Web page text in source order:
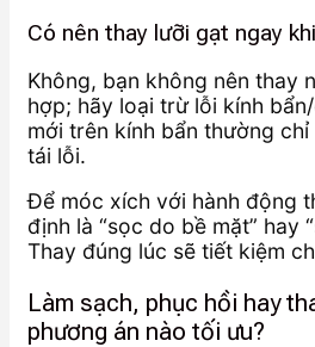
Có nên thay lưỡi gạt ngay
Không, bạn không nên thay
hợp; hãy loại trừ lỗi kính
mới trên kính bẩn thường
tái lỗi.
Để móc xích với hành động
định là “sọc do bề mặt” hay
Thay đúng lúc sẽ tiết kiệm
Làm sạch, phục hồi hay
phương án nào tối ưu?